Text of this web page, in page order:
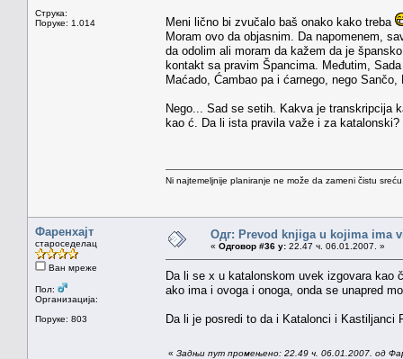
Струка:
Поруке: 1.014
Meni lično bi zvučalo baš onako kako treba
Moram ovo da objasnim. Da napomenem,
da odolim ali moram da kažem da je
kontakt sa pravim Špancima. Međutim,
Maćado, Ćambao pa i ćarnego, nego
Nego... Sad se setih. Kakva je transkripcija
kao ć. Da li ista pravila važe i za katalonski?
Ni najtemeljnije planiranje ne može da zameni čistu
Фаренхајт
староседелац
Ван мреже
Пол:
Организација:
Поруке: 803
Одг: Prevod knjiga u kojima ima
« Одговор #36 у: 22.47 ч. 06.01.2007. »
Da li se x u katalonskom uvek izgovara
ako ima i ovoga i onoga, onda se unapred
Da li je posredi to da i Katalonci i
« Задњи пут промењено: 22.49 ч. 06.01.2007. од